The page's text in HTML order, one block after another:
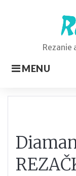
Rezanie
MENU
rezanie